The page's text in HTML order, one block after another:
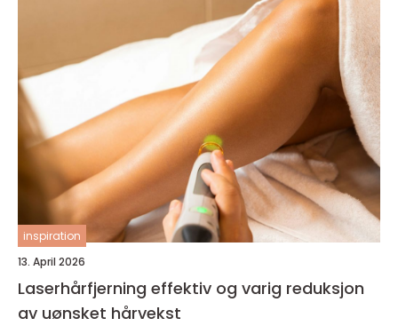
inspiration
13. April 2026
Laserhårfjerning effektiv og varig reduksjon
av uønsket hårvekst